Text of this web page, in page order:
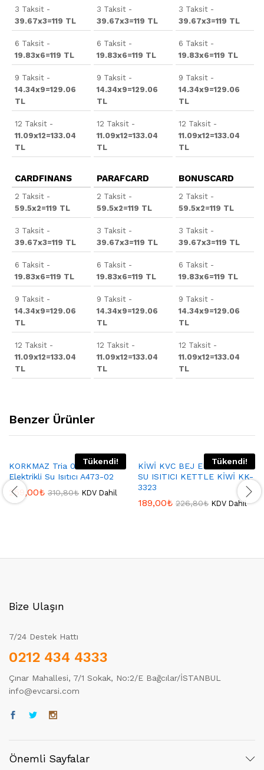
3 Taksit -
39.67x3=119 TL
6 Taksit -
19.83x6=119 TL
9 Taksit -
14.34x9=129.06
TL
12 Taksit -
11.09x12=133.04
TL
3 Taksit -
39.67x3=119 TL
6 Taksit -
19.83x6=119 TL
9 Taksit -
14.34x9=129.06
TL
12 Taksit -
11.09x12=133.04
TL
3 Taksit -
39.67x3=119 TL
6 Taksit -
19.83x6=119 TL
9 Taksit -
14.34x9=129.06
TL
12 Taksit -
11.09x12=133.04
TL
CARDFINANS
2 Taksit -
59.5x2=119 TL
3 Taksit -
39.67x3=119 TL
6 Taksit -
19.83x6=119 TL
9 Taksit -
14.34x9=129.06
TL
12 Taksit -
11.09x12=133.04
TL
PARAFCARD
2 Taksit -
59.5x2=119 TL
3 Taksit -
39.67x3=119 TL
6 Taksit -
19.83x6=119 TL
9 Taksit -
14.34x9=129.06
TL
12 Taksit -
11.09x12=133.04
TL
BONUSCARD
2 Taksit -
59.5x2=119 TL
3 Taksit -
39.67x3=119 TL
6 Taksit -
19.83x6=119 TL
9 Taksit -
14.34x9=129.06
TL
12 Taksit -
11.09x12=133.04
TL
Benzer Ürünler
Tükendi!
KORKMAZ Tria 0.8 Lt
Elektrikli Su Isıtıcı A473-02
259,00₺ 310,80₺ KDV Dahil
Tükendi!
KİWİ KVC BEJ ELEKTRİKLİ
SU ISITICI KETTLE KİWİ KK-
3323
189,00₺ 226,80₺ KDV Dahil
Bize Ulaşın
7/24 Destek Hattı
0212 434 4333
Çınar Mahallesi, 7/1 Sokak, No:2/E Bağcılar/İSTANBUL
info@evcarsi.com
Önemli Sayfalar